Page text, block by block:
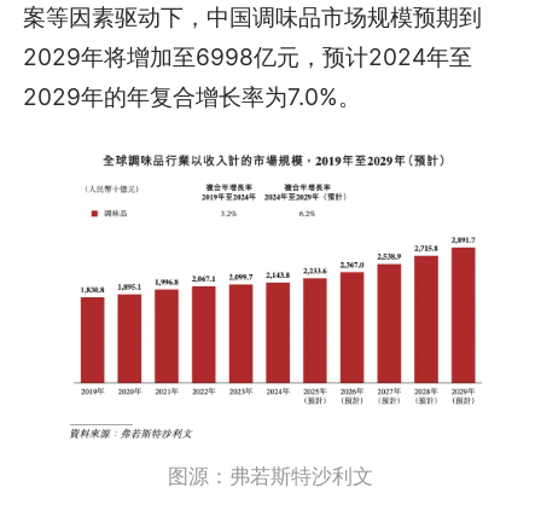
案等因素驱动下，中国调味品市场规模预期到
2029年将增加至6998亿元，预计2024年至
2029年的年复合增长率为7.0%。
图源：弗若斯特沙利文